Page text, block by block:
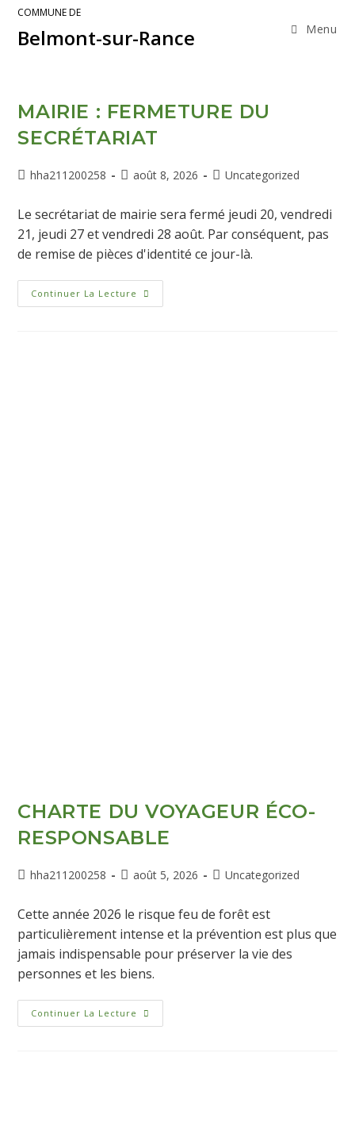
COMMUNE DE
Belmont-sur-Rance Menu
MAIRIE : FERMETURE DU
SECRÉTARIAT
hha211200258 août 8, 2026 Uncategorized
Le secrétariat de mairie sera fermé jeudi 20, vendredi
21, jeudi 27 et vendredi 28 août. Par conséquent, pas
de remise de pièces d'identité ce jour-là.
Continuer La Lecture
CHARTE DU VOYAGEUR ÉCO-
RESPONSABLE
hha211200258 août 5, 2026 Uncategorized
Cette année 2026 le risque feu de forêt est
particulièrement intense et la prévention est plus que
jamais indispensable pour préserver la vie des
personnes et les biens.
Continuer La Lecture